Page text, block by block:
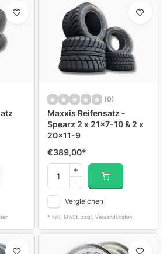
(0)
Maxxis Reifensatz -
Spearz 2 x 21x7-10 & 2 x
20x11-9
€389,00*
Vergleichen
* Inkl. MwSt. zzgl. Versandkosten